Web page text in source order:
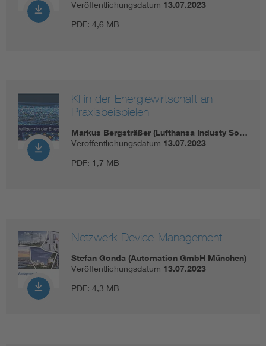
Veröffentlichungsdatum 13.07.2023
PDF: 4,6 MB
KI in der Energiewirtschaft an
Praxisbeispielen
Markus Bergsträßer (Lufthansa Industy So…
Veröffentlichungsdatum 13.07.2023
PDF: 1,7 MB
Netzwerk-Device-Management
Stefan Gonda (Automation GmbH München)
Veröffentlichungsdatum 13.07.2023
PDF: 4,3 MB